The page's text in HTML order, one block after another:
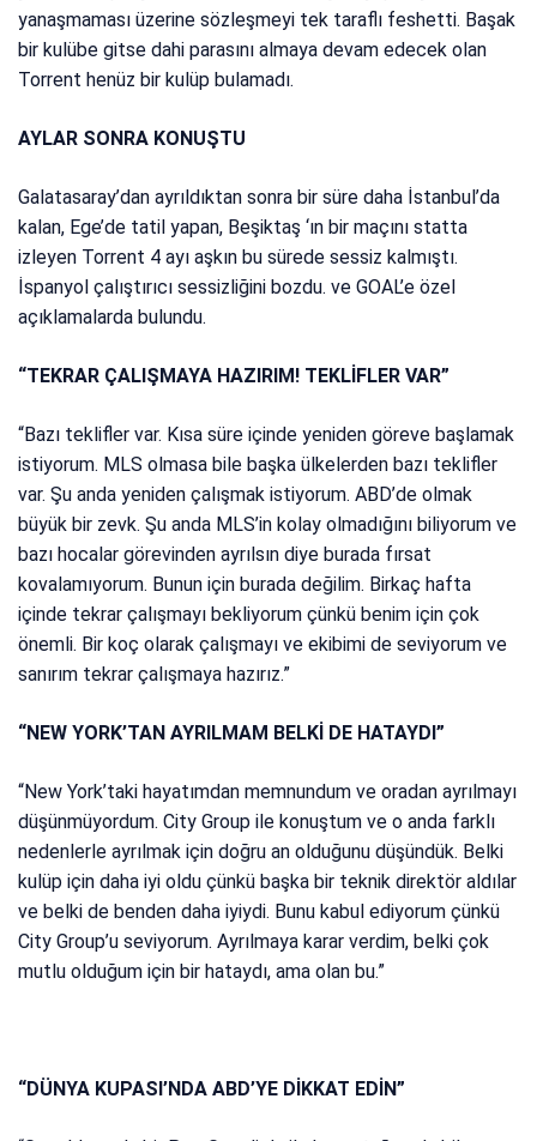
yanaşmaması üzerine sözleşmeyi tek taraflı feshetti. Başak
bir kulübe gitse dahi parasını almaya devam edecek olan
Torrent henüz bir kulüp bulamadı.
AYLAR SONRA KONUŞTU
Galatasaray’dan ayrıldıktan sonra bir süre daha İstanbul’da
kalan, Ege’de tatil yapan, Beşiktaş ‘ın bir maçını statta
izleyen Torrent 4 ayı aşkın bu sürede sessiz kalmıştı.
İspanyol çalıştırıcı sessizliğini bozdu. ve GOAL’e özel
açıklamalarda bulundu.
“TEKRAR ÇALIŞMAYA HAZIRIM! TEKLİFLER VAR”
“Bazı teklifler var. Kısa süre içinde yeniden göreve başlamak
istiyorum. MLS olmasa bile başka ülkelerden bazı teklifler
var. Şu anda yeniden çalışmak istiyorum. ABD’de olmak
büyük bir zevk. Şu anda MLS’in kolay olmadığını biliyorum ve
bazı hocalar görevinden ayrılsın diye burada fırsat
kovalamıyorum. Bunun için burada değilim. Birkaç hafta
içinde tekrar çalışmayı bekliyorum çünkü benim için çok
önemli. Bir koç olarak çalışmayı ve ekibimi de seviyorum ve
sanırım tekrar çalışmaya hazırız.”
“NEW YORK’TAN AYRILMAM BELKİ DE HATAYDI”
“New York’taki hayatımdan memnundum ve oradan ayrılmayı
düşünmüyordum. City Group ile konuştum ve o anda farklı
nedenlerle ayrılmak için doğru an olduğunu düşündük. Belki
kulüp için daha iyi oldu çünkü başka bir teknik direktör aldılar
ve belki de benden daha iyiydi. Bunu kabul ediyorum çünkü
City Group’u seviyorum. Ayrılmaya karar verdim, belki çok
mutlu olduğum için bir hataydı, ama olan bu.”
“DÜNYA KUPASI’NDA ABD’YE DİKKAT EDİN”